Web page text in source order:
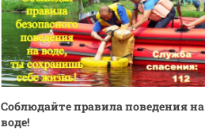
Соблюдайте правила поведения на
воде!